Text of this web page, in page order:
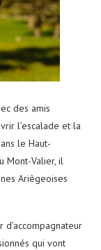
des amis
l’escalade et la
le Haut-
Mont-Valier, il
Ariègeoises
qui vont